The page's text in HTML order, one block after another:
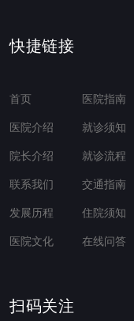
快捷链接
首页
医院介绍
院长介绍
联系我们
发展历程
医院文化
医院指南
就诊须知
就诊流程
交通指南
住院须知
在线问答
扫码关注